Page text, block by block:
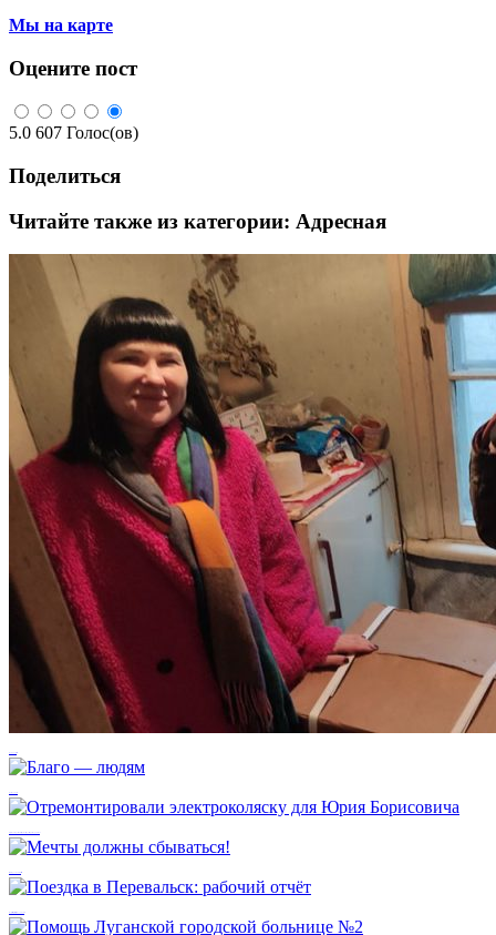
Мы на карте
Оцените пост
5.0 607 Голос(ов)
Поделиться
Читайте также из категории: Адресная